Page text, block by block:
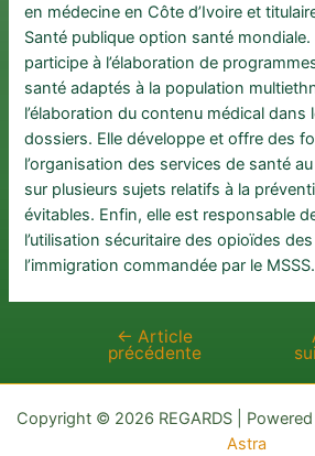
en médecine en Côte d’Ivoire et
Santé publique option santé
participe à l’élaboration de
santé adaptés à la population
l’élaboration du contenu médical dans
dossiers. Elle développe et offre des
l’organisation des services de santé
sur plusieurs sujets relatifs à la
évitables. Enfin, elle est responsable
l’utilisation sécuritaire des opioïdes
l’immigration commandée par le MSSS.
Navigation
l’article
← Article
précédente
Copyright © 2026 REGARDS |
Astra